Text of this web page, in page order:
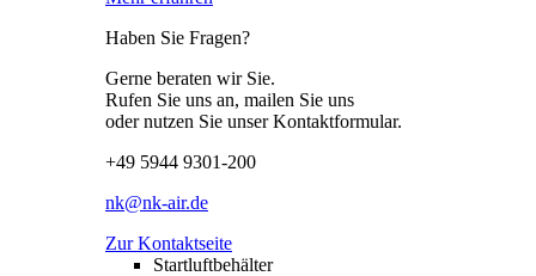
Haben Sie Fragen?
Gerne beraten wir Sie.
Rufen Sie uns an, mailen Sie uns
oder nutzen Sie unser Kontaktformular.
+49 5944 9301-200
nk@nk-air.de
Zur Kontaktseite
Startluftbehälter